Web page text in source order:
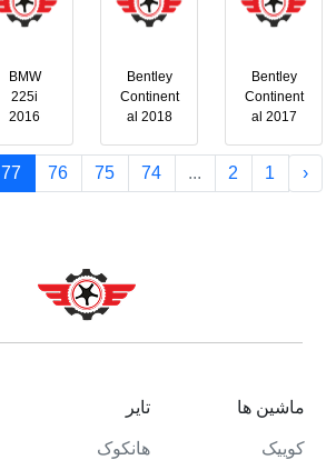
Bentley
Continent
al 2017
Bentley
Continent
al 2018
BMW
225i
2016
‹
1
2
...
74
75
76
77
ماشین ها
کوییک
تایر
هانکوک